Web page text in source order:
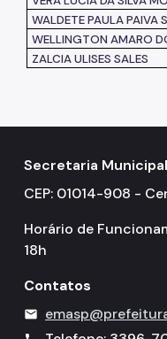
WALDETE PAULA PAIVA
WELLINGTON AMARO
ZALCIA ULISES SALES
Secretaria
CEP: 01014-908 -
Horário de
18h
Contatos
mail